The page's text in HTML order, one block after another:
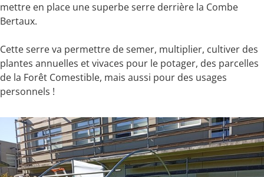
mettre en place une superbe serre derrière la Combe
Bertaux.
Cette serre va permettre de semer, multiplier, cultiver des
plantes annuelles et vivaces pour le potager, des parcelles
de la Forêt Comestible, mais aussi pour des usages
personnels !